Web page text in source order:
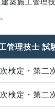
管理技士 試
検定・第二
検定・第二